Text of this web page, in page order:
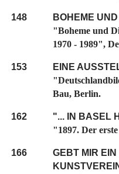
148
BOHEME
"Boheme und
1970 - 1989",
153
EINE
Bau, Berlin.
162
"... IN BASEL
"1897. Der
166
GEBT MIR